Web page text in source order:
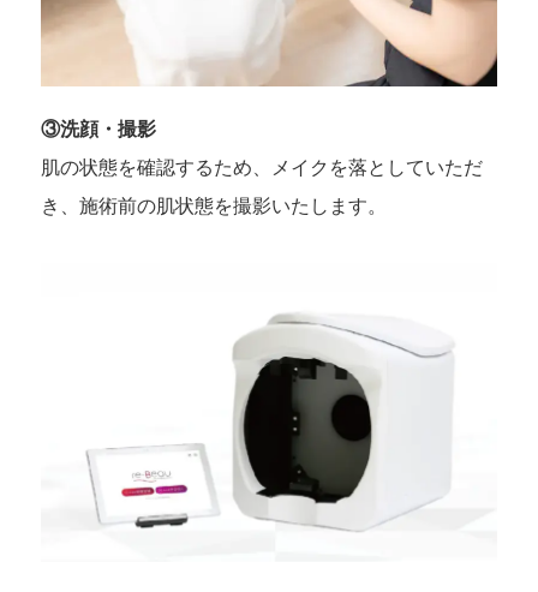
③洗顔・撮影
肌の状態を確認するため、メイクを落としていただ
き、施術前の肌状態を撮影いたします。